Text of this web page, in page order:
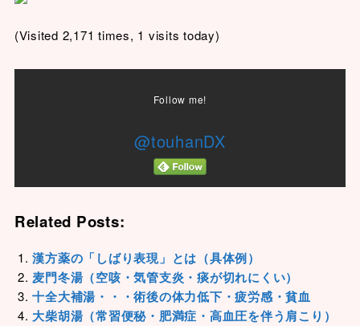
(Visited 2,171 times, 1 visits today)
Follow me!
@touhanDX
Related Posts:
漢方薬の「しばり表現」とは（具体例）
麦門冬湯（空咳・気管支炎・痰が切れにくい）
十全大補湯・・・術後の体力低下・疲労感・貧血
大柴胡湯（常習便秘・肥満症・高血圧を伴う肩こり）